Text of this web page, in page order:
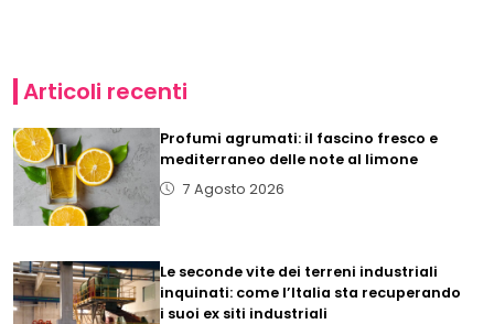
Articoli recenti
Profumi agrumati: il fascino fresco e
mediterraneo delle note al limone
7 Agosto 2026
Le seconde vite dei terreni industriali
inquinati: come l’Italia sta recuperando
i suoi ex siti industriali